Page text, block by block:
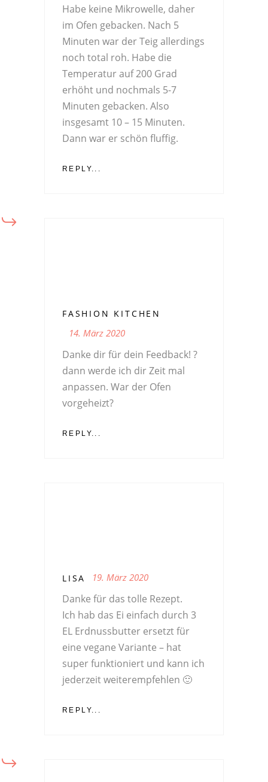
Habe keine Mikrowelle, daher
im Ofen gebacken. Nach 5
Minuten war der Teig allerdings
noch total roh. Habe die
Temperatur auf 200 Grad
erhöht und nochmals 5-7
Minuten gebacken. Also
insgesamt 10 – 15 Minuten.
Dann war er schön fluffig.
REPLY...
FASHION KITCHEN
14. März 2020
Danke dir für dein Feedback! ?
dann werde ich dir Zeit mal
anpassen. War der Ofen
vorgeheizt?
REPLY...
LISA 19. März 2020
Danke für das tolle Rezept.
Ich hab das Ei einfach durch 3
EL Erdnussbutter ersetzt für
eine vegane Variante – hat
super funktioniert und kann ich
jederzeit weiterempfehlen 🙂
REPLY...